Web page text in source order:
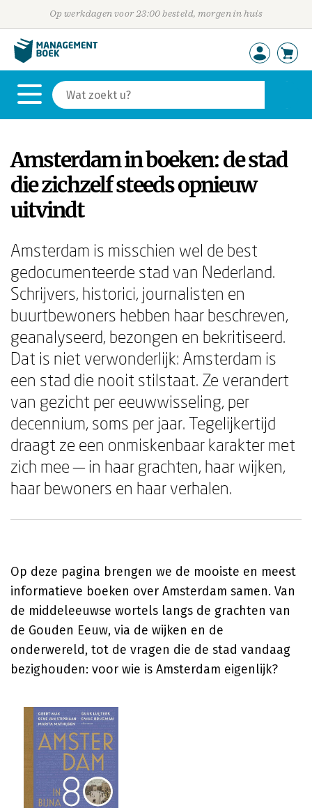
Op werkdagen voor 23:00 besteld, morgen in huis
Amsterdam in boeken: de stad
die zichzelf steeds opnieuw
uitvindt
Amsterdam is misschien wel de best
gedocumenteerde stad van Nederland.
Schrijvers, historici, journalisten en
buurtbewoners hebben haar beschreven,
geanalyseerd, bezongen en bekritiseerd.
Dat is niet verwonderlijk: Amsterdam is
een stad die nooit stilstaat. Ze verandert
van gezicht per eeuwwisseling, per
decennium, soms per jaar. Tegelijkertijd
draagt ze een onmiskenbaar karakter met
zich mee — in haar grachten, haar wijken,
haar bewoners en haar verhalen.
Op deze pagina brengen we de mooiste en meest
informatieve boeken over Amsterdam samen. Van
de middeleeuwse wortels langs de grachten van
de Gouden Eeuw, via de wijken en de
onderwereld, tot de vragen die de stad vandaag
bezighouden: voor wie is Amsterdam eigenlijk?